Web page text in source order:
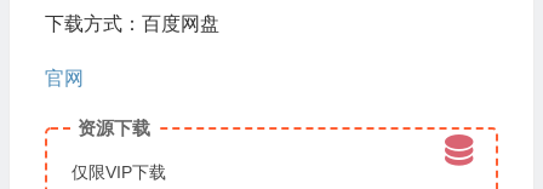
下载方式：百度网盘
官网
资源下载
仅限VIP下载